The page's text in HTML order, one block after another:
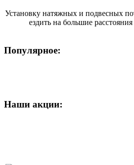
Установку натяжных и подвесных
ездить на большие
Популярное:
Наши акции: